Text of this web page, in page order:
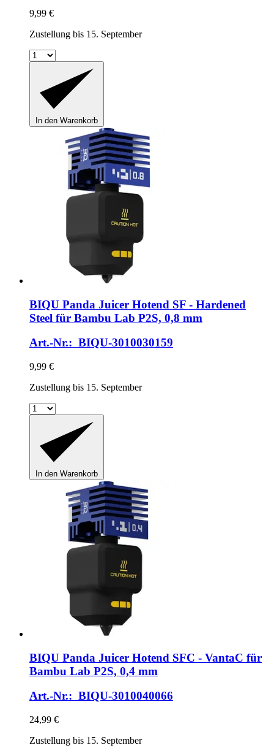
9,99 €
Zustellung bis 15. September
In den Warenkorb
BIQU Panda Juicer Hotend SF -​ Hardened
Steel für Bambu Lab P2S, 0,8 mm
Art.-Nr.: BIQU-3010030159
9,99 €
Zustellung bis 15. September
In den Warenkorb
BIQU Panda Juicer Hotend SFC -​ VantaC für
Bambu Lab P2S, 0,4 mm
Art.-Nr.: BIQU-3010040066
24,99 €
Zustellung bis 15. September